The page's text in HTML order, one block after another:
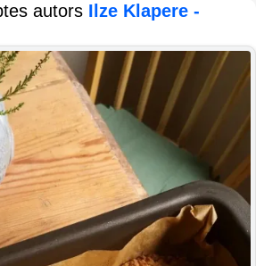
autors Ilze Klapere -